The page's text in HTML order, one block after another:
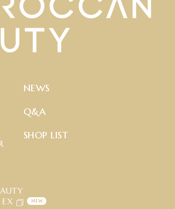
NEWS
Q&A
SHOP LIST
NEW